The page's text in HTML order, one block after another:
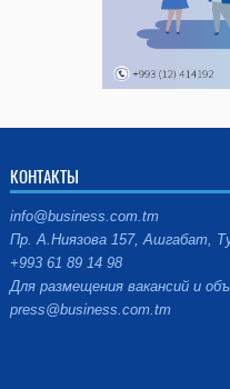
КОНТАКТЫ
info@business.com.tm
Пр. А.Ниязова 157, Ашгабат,
+993 61 89 14 98
Для размещения вакансий и
press@business.com.tm